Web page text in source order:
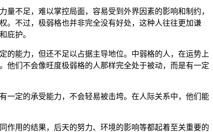
不足，难以掌控局面，容易受到外界因素的影响和制约，
。不过，极弱格也并非完全没有好处，这种人往往更加谦
庇护。
的能力，但还不足以占据主导地位。中弱格的人，在运势上
他们不会像旺度极弱格的人那样完全处于被动，而是有一定
一定的承受能力，不会轻易被击垮。在人际关系中，他们能
作用的结果，后天的努力、环境的影响等都起着至关重要的